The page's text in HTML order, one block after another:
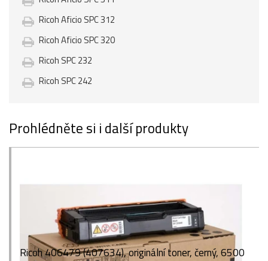
Ricoh Aficio SPC 312
Ricoh Aficio SPC 320
Ricoh SPC 232
Ricoh SPC 242
Prohlédněte si i další produkty
Ricoh 406479 (407634), originální toner, černý, 6500